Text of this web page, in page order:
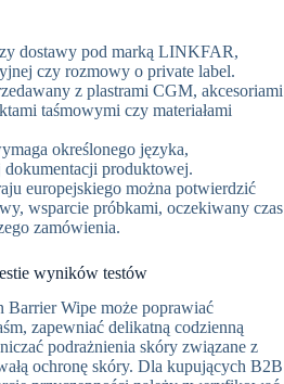
dostawy pod marką LINKFAR,
czy rozmowy o private label.
z plastrami CGM, akcesoriami
taśmowymi czy materiałami
określonego języka,
produktowej.
europejskiego można potwierdzić
wsparcie próbkami, oczekiwany czas
zamówienia.
wyników testów
Wipe może poprawiać
zapewniać delikatną codzienną
podrażnienia skóry związane z
ochronę skóry. Dla kupujących B2B